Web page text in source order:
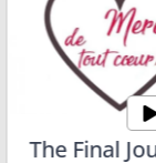
The Final